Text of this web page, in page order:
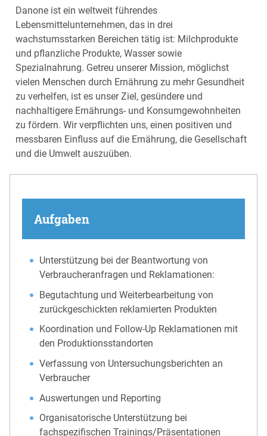
Danone ist ein weltweit führendes
Lebensmittelunternehmen, das in drei
wachstumsstarken Bereichen tätig ist: Milchprodukte
und pflanzliche Produkte, Wasser sowie
Spezialnahrung. Getreu unserer Mission, möglichst
vielen Menschen durch Ernährung zu mehr Gesundheit
zu verhelfen, ist es unser Ziel, gesündere und
nachhaltigere Ernährungs- und Konsumgewohnheiten
zu fördern. Wir verpflichten uns, einen positiven und
messbaren Einfluss auf die Ernährung, die Gesellschaft
und die Umwelt auszuüben.
Aufgaben
Unterstützung bei der Beantwortung von
Verbraucheranfragen und Reklamationen:
Begutachtung und Weiterbearbeitung von
zurückgeschickten reklamierten Produkten
Koordination und Follow-Up Reklamationen mit
den Produktionsstandorten
Verfassung von Untersuchungsberichten an
Verbraucher
Auswertungen und Reporting
Organisatorische Unterstützung bei
fachspezifischen Trainings/Präsentationen